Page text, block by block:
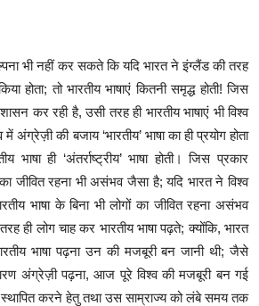
भी नहीं कर सकते कि यदि भारत ने इंग्लैंड की तरह
होता; तो भारतीय भाषाएं कितनी समृद्ध होती! जिस
कर रही है, उसी तरह ही भारतीय भाषाएं भी विश्व
की बजाय ‘भारतीय’ भाषा का ही प्रयोग होता
ही ‘अंतर्राष्ट्रीय’ भाषा होती। जिस प्रकार
जीवित रहना भी असंभव जैसा है; यदि भारत ने विश्व
भाषा के बिना भी लोगों का जीवित रहना असंभव
ही लोग चाह कर भारतीय भाषा पढ़ते; क्योंकि, भारत
भाषा पढ़ना उन की मजबूरी बन जानी थी; जैसे
अंग्रेज़ी पढ़ना, आज पूरे विश्व की मजबूरी बन गई
स्थापित करने हेतु तथा उस साम्राज्य को लंबे समय तक